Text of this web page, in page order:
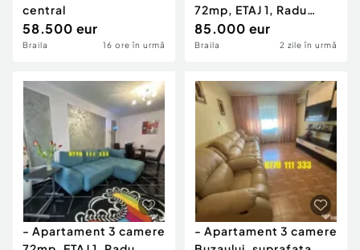
central
58.500 eur
Braila 16 ore în urmă
72mp, ETAJ 1, Radu
Negru.
85.000 eur
Braila 2 zile în urmă
- Apartament 3 camere
- Apartament 3 camere